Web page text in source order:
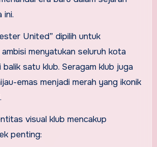
ini.
United” dipilih untuk
menyatukan seluruh kota
satu klub. Seragam klub juga
emas menjadi merah yang ikonik
visual klub mencakup
penting: